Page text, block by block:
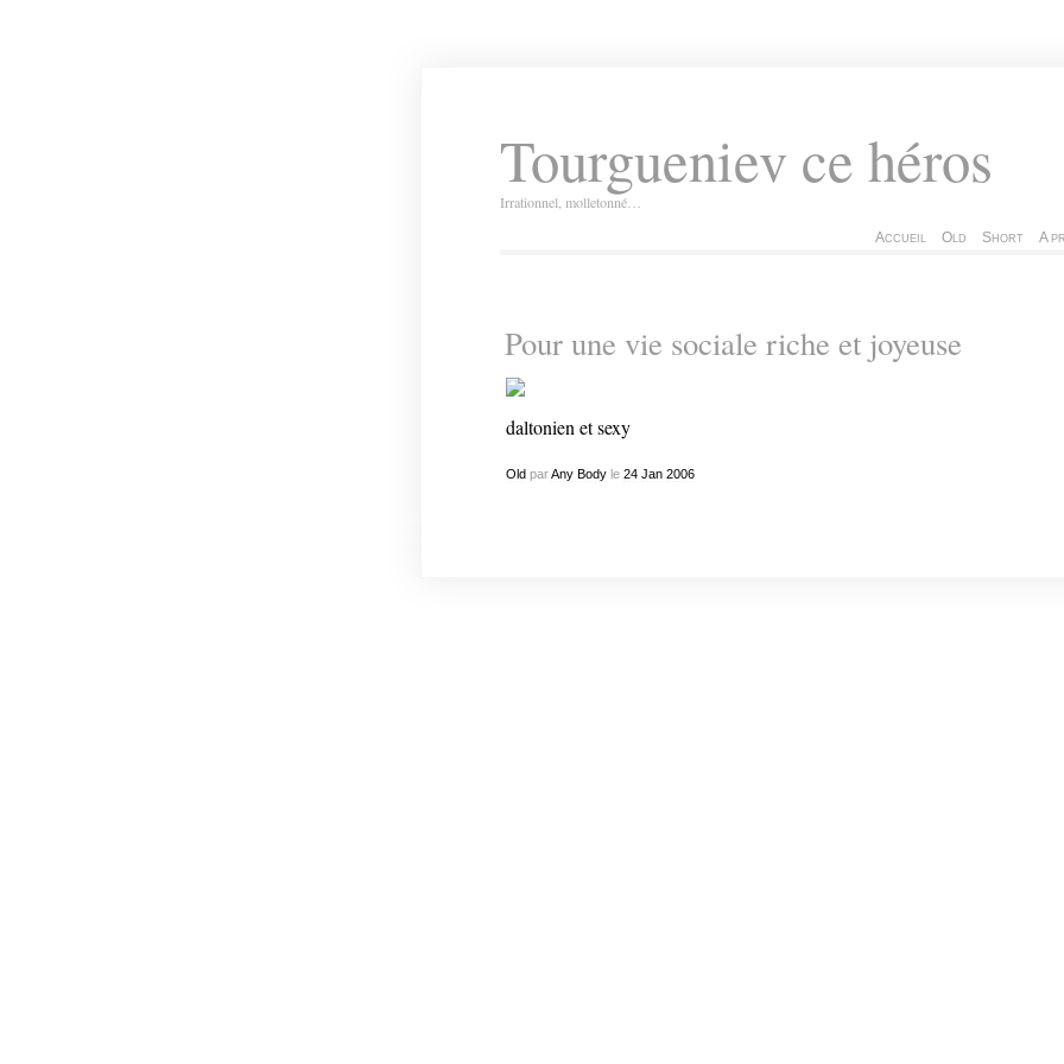
Tourgueniev ce héros
Irrationnel, molletonné…
Accueil Old Short A
Pour une vie sociale riche et joyeuse
daltonien et sexy
Old parAny Bodyle 24 Jan 2006